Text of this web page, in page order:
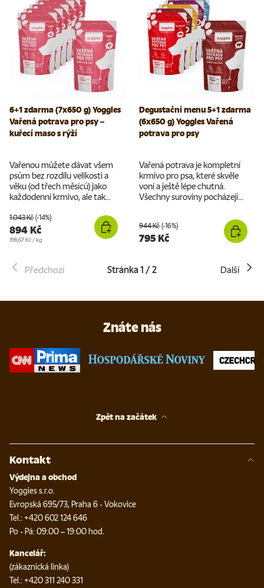
6+1 zdarma (7x650 g) Yoggies
Vařená potrava pro psy –
kuřecí maso s rýží
Vařenou můžete dávat všem
psům bez rozdílu velikosti a
věku (od třech měsíců) jako
každodenní krmivo, ale tak...
1.043 Kč(-14%)
894 Kč
Cena za jednotku
198,67 Kč /kg
Degustační menu 5+1 zdarma
(6x650 g) Yoggies Vařená
potrava pro psy
Vařená potrava je kompletní
krmivo pro psa, které skvěle
voní a ještě lépe chutná.
Všechny suroviny pocházejí...
944 Kč(-16%)
795 Kč
Předchozí Stránka 1 / 2 Další
Znáte nás
Zpět na začátek
Kontakt
Výdejna a obchod
Yoggies s.r.o.
Evropská 695/73, Praha 6 - Vokovice
Tel.: +420 602 124 646
Po - Pá: 09:00 – 19:00 hod.
Kancelář:
(zákaznická linka)
Tel.: +420 311 240 331